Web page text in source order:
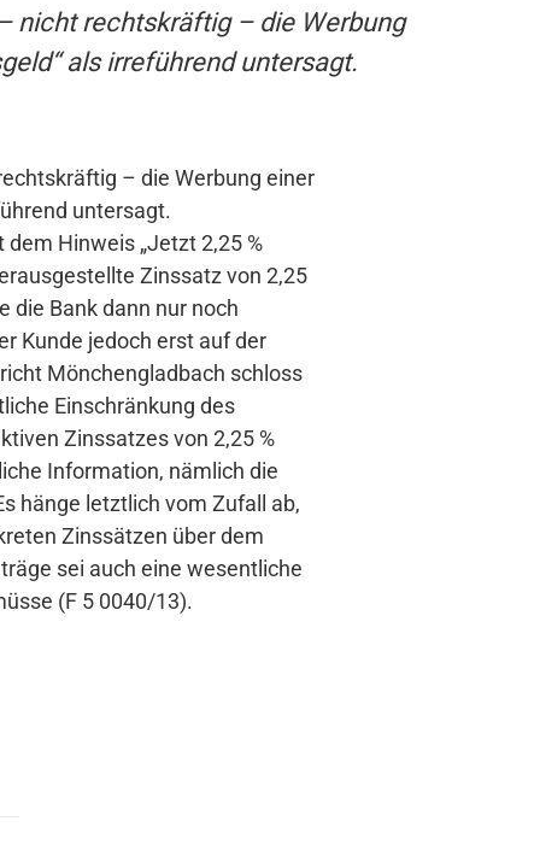
nicht rechtskräftig – die Werbung
als irreführend untersagt.
– die Werbung einer
untersagt.
Hinweis „Jetzt 2,25 %
Zinssatz von 2,25
die Bank dann nur noch
Kunde jedoch erst auf der
Mönchengladbach schloss
Einschränkung des
Zinssatzes von 2,25 %
Information, nämlich die
hänge letztlich vom Zufall ab,
Zinssätzen über dem
sei auch eine wesentliche
(F 5 0040/13).